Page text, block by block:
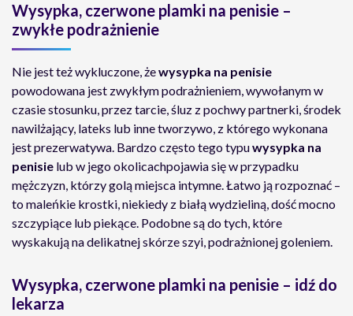
Wysypka, czerwone plamki na penisie –
zwykłe podrażnienie
Nie jest też wykluczone, żewysypka na penisie
powodowana jest zwykłym podrażnieniem, wywołanym w
czasie stosunku, przez tarcie, śluz z pochwy partnerki, środek
nawilżający, lateks lub inne tworzywo, z którego wykonana
jest prezerwatywa. Bardzo często tego typuwysypka na
penisie lub w jego okolicachpojawia się w przypadku
mężczyzn, którzy golą miejsca intymne. Łatwo ją rozpoznać –
to maleńkie krostki, niekiedy z białą wydzieliną, dość mocno
szczypiące lub piekące. Podobne są do tych, które
wyskakują na delikatnej skórze szyi, podrażnionej goleniem.
Wysypka, czerwone plamki na penisie – idź do
lekarza